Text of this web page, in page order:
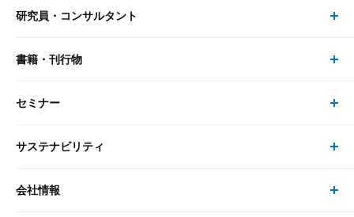
リサーチ
レポート・コラム トップ
最新のレポート・コラム
研究員・コンサルタント
研究員・コンサルタント トップ
研究員
書籍・刊行物
書籍・刊行物 トップ
書籍
セミナー
セミナー トップ
現在受付中のセミナー・イベント
サステナビリティ
サステナビリティの取り組み
会社情報